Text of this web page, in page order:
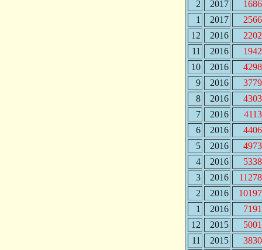
2 2017
1686
1
2017
2566
12
2016
2202
11
2016
1942
10
2016
4298
9
2016
3779
8
2016
4303
7
2016
4113
6
2016
4406
5
2016
4973
4
2016
5338
3
2016
11278
2
2016
10197
1
2016
7191
12
2015
5001
11
2015
3830